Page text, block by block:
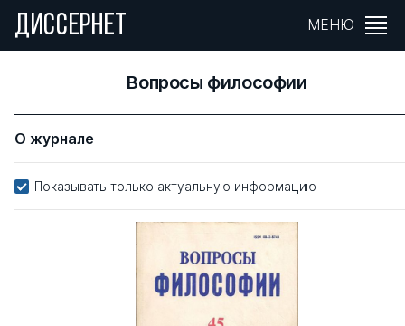
ДИССЕРНЕТ МЕНЮ
Вопросы философии
О журнале
Показывать только актуальную информацию